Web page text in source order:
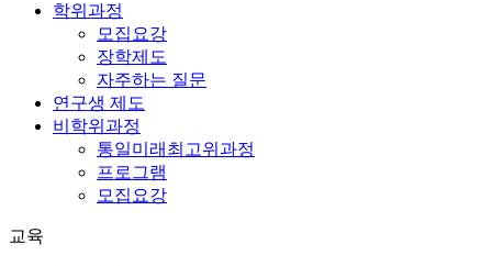
학위과정
모집요강
장학제도
자주하는 질문
연구생 제도
비학위과정
통일미래최고위과정
프로그램
모집요강
교육